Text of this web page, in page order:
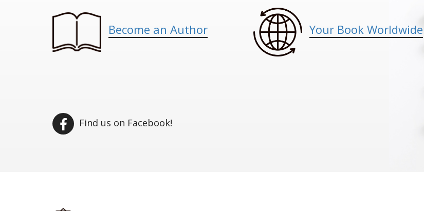
Become an Author Your Book Worldwide
Find us on Facebook!